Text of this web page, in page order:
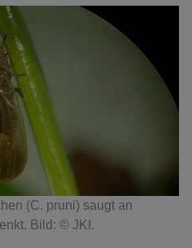
(C. pruni) saugt an
Bild: © JKI.